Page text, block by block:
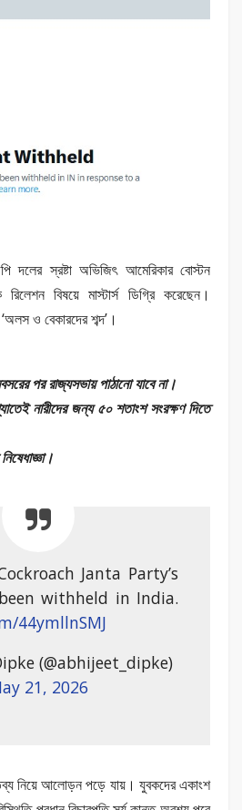
স্রষ্টা অভিজিৎ আমেরিকার বোস্টন
রিলেশন বিষয়ে মাস্টার্স ডিগ্রি করেছেন।
ও বেকারদের শব্দ’।
পর রাজ্যসভায় পাঠানো যাবে না।
নারীদের জন্য ৫০ শতাংশ সংরক্ষণ দিতে
Janta Party’s
withheld in India.
44ymllnSMJ
(@abhijeet_dipke)
21, 2026
নিয়ে আলোড়ন পড়ে যায়। যুবকদের একাংশ